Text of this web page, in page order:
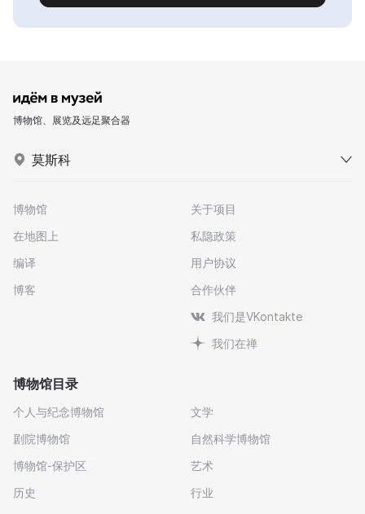
博物馆、展览及远足聚合器
莫斯科
博物馆
在地图上
编译
博客
关于项目
私隐政策
用户协议
合作伙伴
我们是VKontakte
我们在禅
博物馆目录
个人与纪念博物馆
剧院博物馆
博物馆-保护区
历史
文学
自然科学博物馆
艺术
行业